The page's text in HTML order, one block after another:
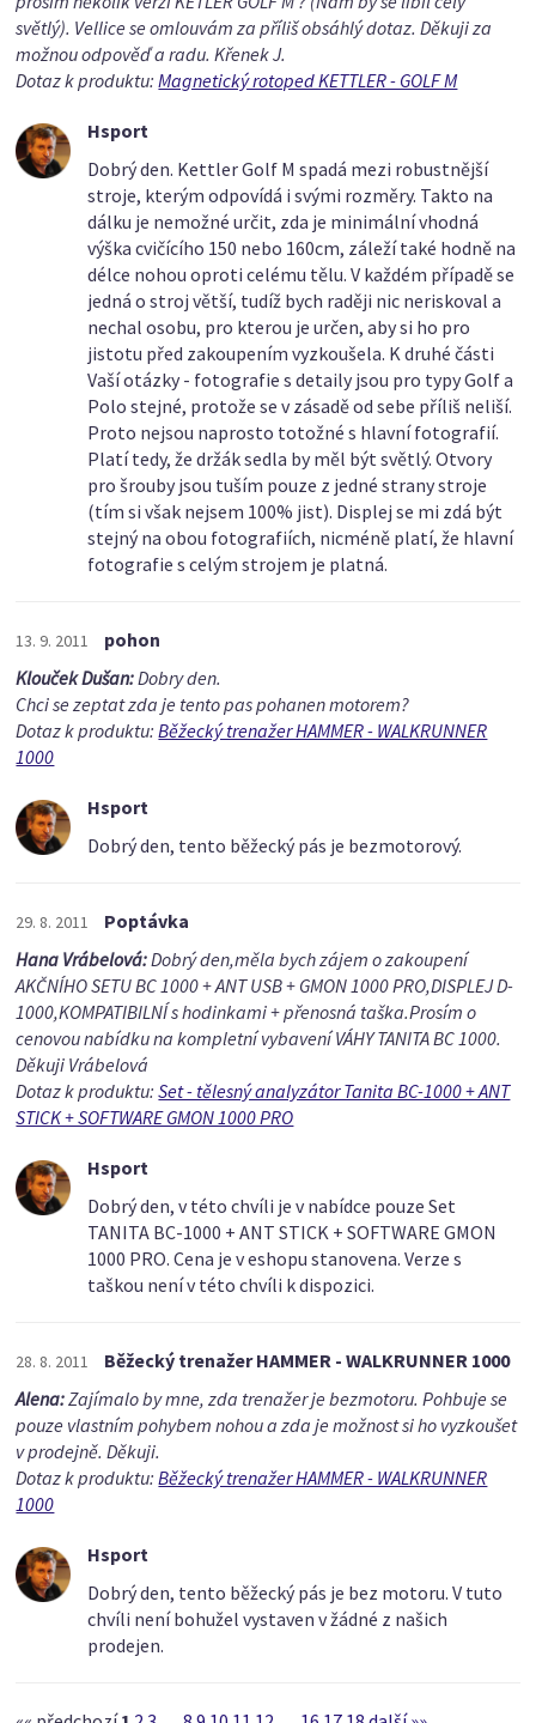
světlý). Vellice se omlouvám za příliš obsáhlý dotaz. Děkuji za
možnou odpověď a radu. Křenek J.
Dotaz k produktu:Magnetický rotoped KETTLER - GOLF M
Hsport
Dobrý den. Kettler Golf M spadá mezi robustnější
stroje, kterým odpovídá i svými rozměry. Takto na
dálku je nemožné určit, zda je minimální vhodná
výška cvičícího 150 nebo 160cm, záleží také hodně na
délce nohou oproti celému tělu. V každém případě se
jedná o stroj větší, tudíž bych raději nic neriskoval a
nechal osobu, pro kterou je určen, aby si ho pro
jistotu před zakoupením vyzkoušela. K druhé části
Vaší otázky - fotografie s detaily jsou pro typy Golf a
Polo stejné, protože se v zásadě od sebe příliš neliší.
Proto nejsou naprosto totožné s hlavní fotografií.
Platí tedy, že držák sedla by měl být světlý. Otvory
pro šrouby jsou tuším pouze z jedné strany stroje
(tím si však nejsem 100% jist). Displej se mi zdá být
stejný na obou fotografiích, nicméně platí, že hlavní
fotografie s celým strojem je platná.
13. 9. 2011
pohon
Klouček Dušan:Dobry den.
Chci se zeptat zda je tento pas pohanen motorem?
Dotaz k produktu:Běžecký trenažer HAMMER - WALKRUNNER
1000
Hsport
Dobrý den, tento běžecký pás je bezmotorový.
29. 8. 2011
Poptávka
Hana Vrábelová:Dobrý den,měla bych zájem o zakoupení
AKČNÍHO SETU BC 1000 + ANT USB + GMON 1000 PRO,DISPLEJ D-
1000,KOMPATIBILNÍ s hodinkami + přenosná taška.Prosím o
cenovou nabídku na kompletní vybavení VÁHY TANITA BC 1000.
Děkuji Vrábelová
Dotaz k produktu:Set - tělesný analyzátor Tanita BC-1000 + ANT
STICK + SOFTWARE GMON 1000 PRO
Hsport
Dobrý den, v této chvíli je v nabídce pouze Set
TANITA BC-1000 + ANT STICK + SOFTWARE GMON
1000 PRO. Cena je v eshopu stanovena. Verze s
taškou není v této chvíli k dispozici.
28. 8. 2011
Běžecký trenažer HAMMER - WALKRUNNER 1000
Alena:Zajímalo by mne, zda trenažer je bezmotoru. Pohbuje se
pouze vlastním pohybem nohou a zda je možnost si ho vyzkoušet
v prodejně. Děkuji.
Dotaz k produktu:Běžecký trenažer HAMMER - WALKRUNNER
1000
Hsport
Dobrý den, tento běžecký pás je bez motoru. V tuto
chvíli není bohužel vystaven v žádné z našich
prodejen.